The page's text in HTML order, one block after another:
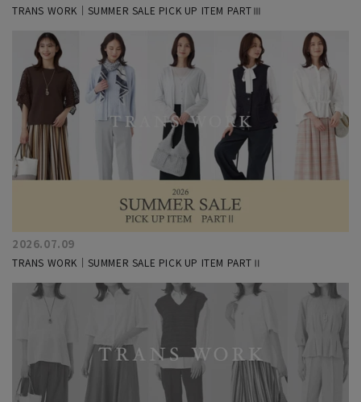
TRANS WORK｜SUMMER SALE PICK UP ITEM PARTⅢ
2026.07.09
TRANS WORK｜SUMMER SALE PICK UP ITEM PARTⅡ